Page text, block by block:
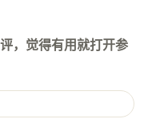
，觉得有用就打开参